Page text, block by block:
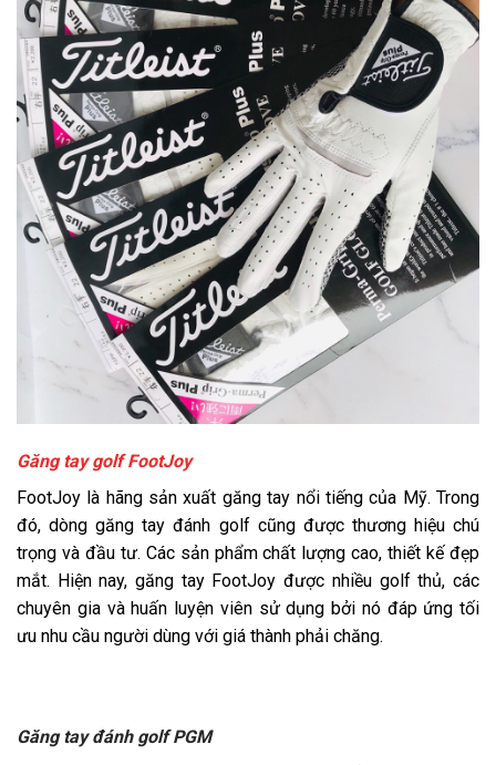
Găng tay golf FootJoy
FootJoy là hãng sản xuất găng tay nổi tiếng của Mỹ. Trong
đó, dòng găng tay đánh golf cũng được thương hiệu chú
trọng và đầu tư. Các sản phẩm chất lượng cao, thiết kế đẹp
mắt. Hiện nay, găng tay FootJoy được nhiều golf thủ, các
chuyên gia và huấn luyện viên sử dụng bởi nó đáp ứng tối
ưu nhu cầu người dùng với giá thành phải chăng.
Găng tay đánh golf PGM